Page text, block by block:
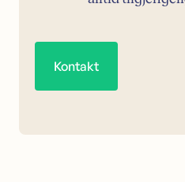
Kontakt